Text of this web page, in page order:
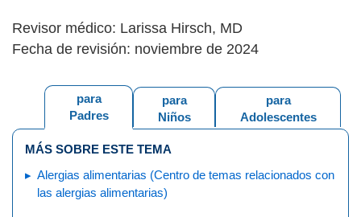
Revisor médico: Larissa Hirsch, MD
Fecha de revisión: noviembre de 2024
para
Adolescentes
para
Niños
para
Padres
MÁS SOBRE ESTE TEMA
Alergias alimentarias (Centro de temas relacionados con
las alergias alimentarias)